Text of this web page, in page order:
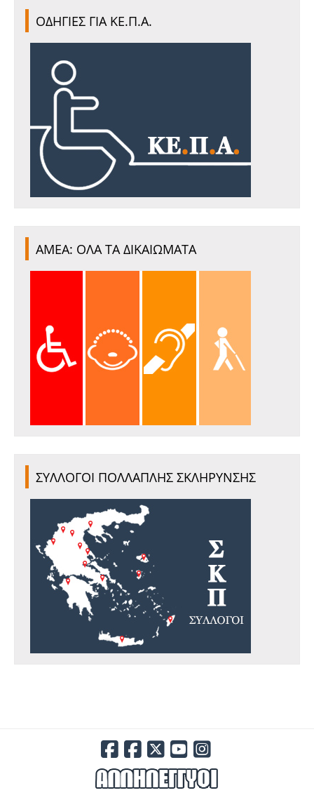
ΟΔΗΓΙΕΣ ΓΙΑ ΚΕ.Π.Α.
ΑΜΕΑ: ΟΛΑ ΤΑ ΔΙΚΑΙΩΜΑΤΑ
ΣΥΛΛΟΓΟΙ ΠΟΛΛΑΠΛΗΣ ΣΚΛΗΡΥΝΣΗΣ